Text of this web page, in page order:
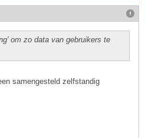
om zo data van gebruikers te
samengesteld zelfstandig